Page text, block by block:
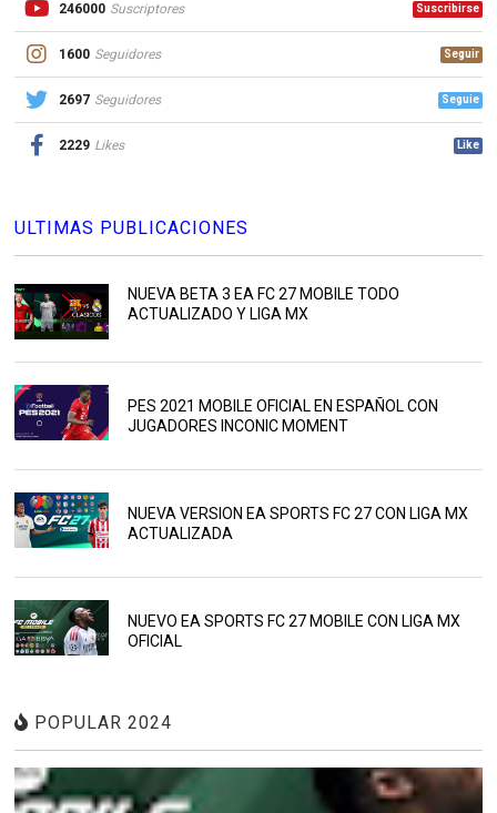
246000 Suscriptores Suscribirse
1600 Seguidores Seguir
2697 Seguidores Seguie
2229 Likes Like
ULTIMAS PUBLICACIONES
NUEVA BETA 3 EA FC 27 MOBILE TODO
ACTUALIZADO Y LIGA MX
PES 2021 MOBILE OFICIAL EN ESPAÑOL CON
JUGADORES INCONIC MOMENT
NUEVA VERSION EA SPORTS FC 27 CON LIGA MX
ACTUALIZADA
NUEVO EA SPORTS FC 27 MOBILE CON LIGA MX
OFICIAL
POPULAR 2024